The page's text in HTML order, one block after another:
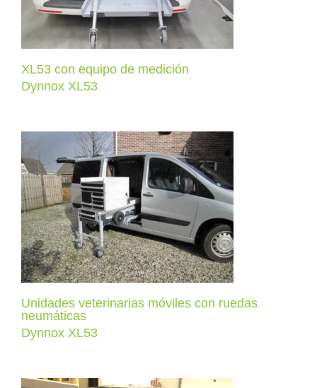
XL53 con equipo de medición
Dynnox XL53
Unidades veterinarias móviles con
ruedas neumáticas
Dynnox XL53
Unidades veterinarias móviles con ruedas
neumáticas
Dynnox XL53